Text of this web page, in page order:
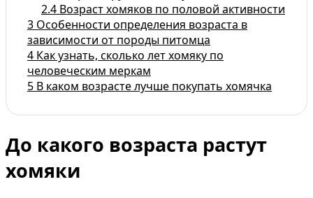
2.4 Возраст хомяков по половой активности
3 Особенности определения возраста в
зависимости от породы питомца
4 Как узнать, сколько лет хомяку по
человеческим меркам
5 В каком возрасте лучше покупать хомячка
До какого возраста растут
хомяки